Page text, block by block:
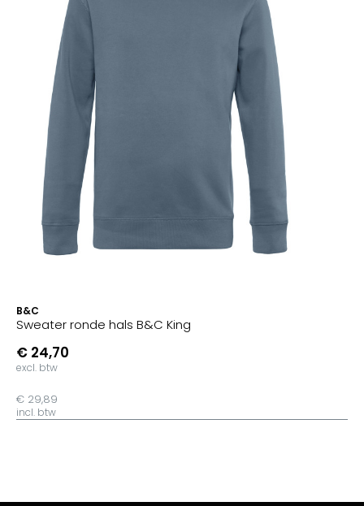
B&C
Sweater ronde hals B&C King
€ 24,70
excl. btw
€ 29,89
incl. btw